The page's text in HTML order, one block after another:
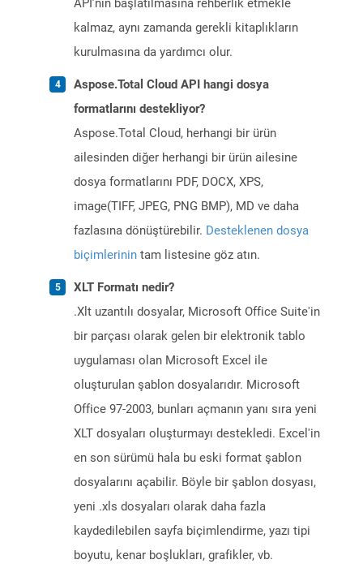
API’nin başlatılmasına rehberlik etmekle
kalmaz, aynı zamanda gerekli kitaplıkların
kurulmasına da yardımcı olur.
Aspose.Total Cloud API hangi dosya
formatlarını destekliyor?
Aspose.Total Cloud, herhangi bir ürün
ailesinden diğer herhangi bir ürün ailesine
dosya formatlarını PDF, DOCX, XPS,
image(TIFF, JPEG, PNG BMP), MD ve daha
fazlasına dönüştürebilir. Desteklenen dosya
biçimlerinin tam listesine göz atın.
XLT Formatı nedir?
.Xlt uzantılı dosyalar, Microsoft Office Suite'in
bir parçası olarak gelen bir elektronik tablo
uygulaması olan Microsoft Excel ile
oluşturulan şablon dosyalarıdır. Microsoft
Office 97-2003, bunları açmanın yanı sıra yeni
XLT dosyaları oluşturmayı destekledi. Excel'in
en son sürümü hala bu eski format şablon
dosyalarını açabilir. Böyle bir şablon dosyası,
yeni .xls dosyaları olarak daha fazla
kaydedilebilen sayfa biçimlendirme, yazı tipi
boyutu, kenar boşlukları, grafikler, vb.